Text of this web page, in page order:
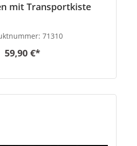
mit Transportkiste
71310
59,90 €*